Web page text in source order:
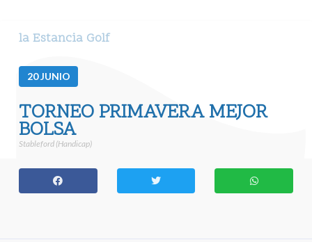
la Estancia Golf
20JUNIO
TORNEO PRIMAVERA MEJOR
BOLSA
Stableford (Handicap)